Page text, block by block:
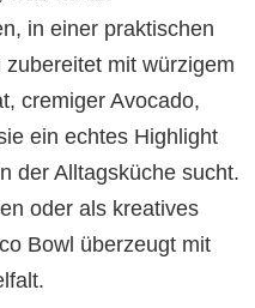
in einer praktischen
mit würzigem
cremiger Avocado,
ein echtes Highlight
der Alltagsküche sucht.
oder als kreatives
Bowl überzeugt mit